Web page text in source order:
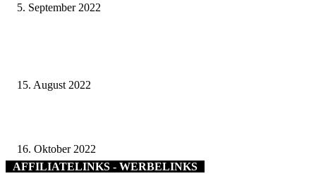
5. September 2022
15. August 2022
16. Oktober 2022
AFFILIATELINKS - WERBELINKS